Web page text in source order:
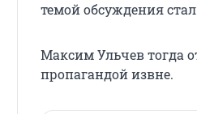
темой обсуждения
Максим Ульчев тогда
пропагандой извне.